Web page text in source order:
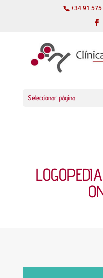
+34 91 575
Seleccionar página